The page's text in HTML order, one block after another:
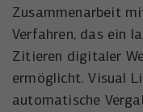
Zusammenarbeit
Verfahren, das ein
Zitieren digitaler
ermöglicht. Visual
automatische